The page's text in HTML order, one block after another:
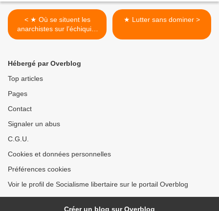
< ★ Où se situent les
anarchistes sur l’échiquier
politique ?
★ Lutter sans dominer >
Hébergé par Overblog
Top articles
Pages
Contact
Signaler un abus
C.G.U.
Cookies et données personnelles
Préférences cookies
Voir le profil de Socialisme libertaire sur le portail Overblog
Créer un blog sur Overblog